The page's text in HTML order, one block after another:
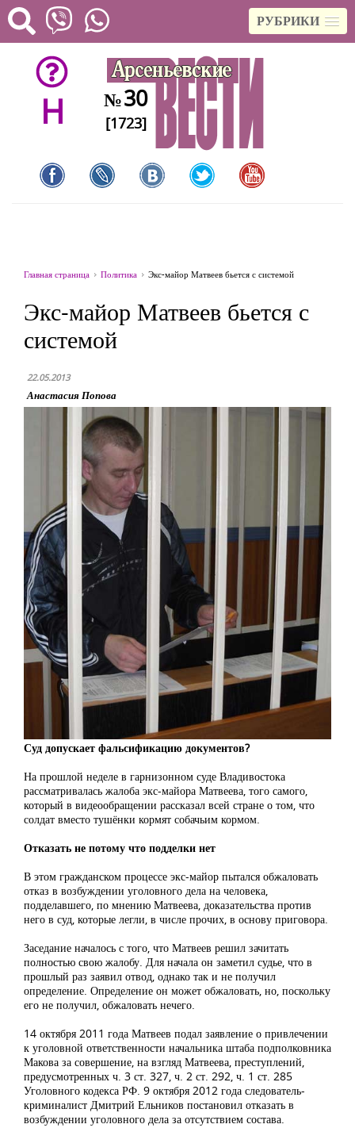
РУБРИКИ
H №30
[1723]
Главная страница Политика Экс-майор Матвеев бьется с системой
Экс-майор Матвеев бьется с
системой
22.05.2013
Анастасия Попова
Суд допускает фальсификацию документов?
На прошлой неделе в гарнизонном суде Владивостока
рассматривалась жалоба экс-майора Матвеева, того самого,
который в видеообращении рассказал всей стране о том, что
солдат вместо тушёнки кормят собачьим кормом.
Отказать не потому что подделки нет
В этом гражданском процессе экс-майор пытался обжаловать
отказ в возбуждении уголовного дела на человека,
подделавшего, по мнению Матвеева, доказательства против
него в суд, которые легли, в числе прочих, в основу приговора.
Заседание началось с того, что Матвеев решил зачитать
полностью свою жалобу. Для начала он заметил судье, что в
прошлый раз заявил отвод, однако так и не получил
определение. Определение он может обжаловать, но, поскольку
его не получил, обжаловать нечего.
14 октября 2011 года Матвеев подал заявление о привлечении
к уголовной ответственности начальника штаба подполковника
Макова за совершение, на взгляд Матвеева, преступлений,
предусмотренных ч. 3 ст. 327, ч. 2 ст. 292, ч. 1 ст. 285
Уголовного кодекса РФ. 9 октября 2012 года следователь-
криминалист Дмитрий Ельников постановил отказать в
возбуждении уголовного дела за отсутствием состава.